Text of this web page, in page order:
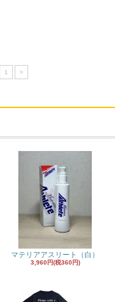
1 >
マテリアアスリート（白）
3,960円(税360円)